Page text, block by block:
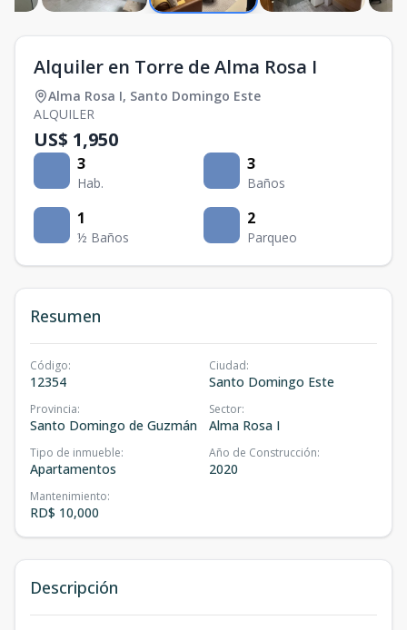
Alquiler en Torre de Alma Rosa I
Alma Rosa I, Santo Domingo Este
ALQUILER
US$ 1,950
3
Hab.
3
Baños
1
½ Baños
2
Parqueo
Resumen
Código:
12354
Ciudad:
Santo Domingo Este
Provincia:
Santo Domingo de Guzmán
Sector:
Alma Rosa I
Tipo de inmueble:
Apartamentos
Año de Construcción:
2020
Mantenimiento:
RD$ 10,000
Descripción